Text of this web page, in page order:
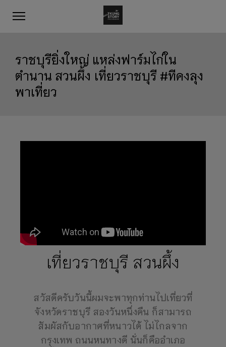
ราชบุรียิ่งใหญ่ แหล่งฟาร์มไก่ใน
ตำนาน สวนผึ้ง เที่ยวราชบุรี #ทีคงลุง
พาเที่ยว
เที่ยวราชบุรี สวนผึ้ง
สวัสดีครับวันนี้ผมจะพาทุกท่านไปเที่ยวที่
จังหวัดราชบุรี สองวันหนึ่งคืน ก็สามารถ
สัมผัสกับอากาศที่หนาวได้ ไม่ไกลจาก
กรุงเทพ ถนนหนทางดี นั่นก็คืออำเภอ